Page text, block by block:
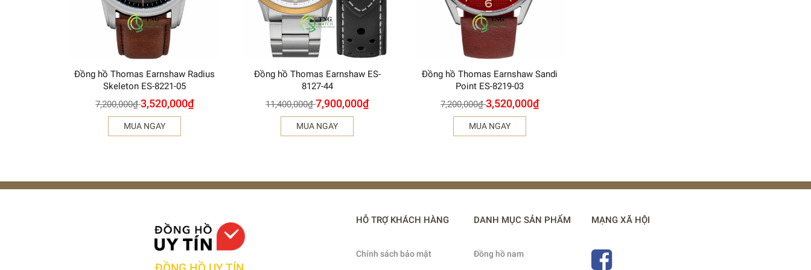
Đồng hồ Thomas Earnshaw Radius
Skeleton ES-8221-05
7,200,000₫ 3,520,000₫
MUA NGAY
Đồng hồ Thomas Earnshaw ES-
8127-44
11,400,000₫ 7,900,000₫
MUA NGAY
Đồng hồ Thomas Earnshaw Sandi
Point ES-8219-03
7,200,000₫ 3,520,000₫
MUA NGAY
HỖ TRỢ KHÁCH HÀNG
Chính sách bảo mật
DANH MỤC SẢN PHẨM
Đồng hồ nam
MẠNG XÃ HỘI